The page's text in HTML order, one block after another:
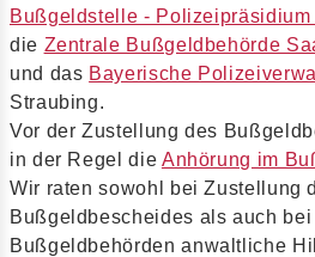
Bußgeldstelle - Polizeipräsidium
die Zentrale Bußgeldbehörde
und das Bayerische
Straubing.
Vor der Zustellung des
in der Regel die Anhörung im
Wir raten sowohl bei Zustellung
Bußgeldbescheides als auch
Bußgeldbehörden anwaltliche